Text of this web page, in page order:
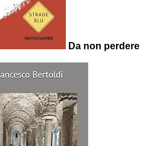
Da non perdere